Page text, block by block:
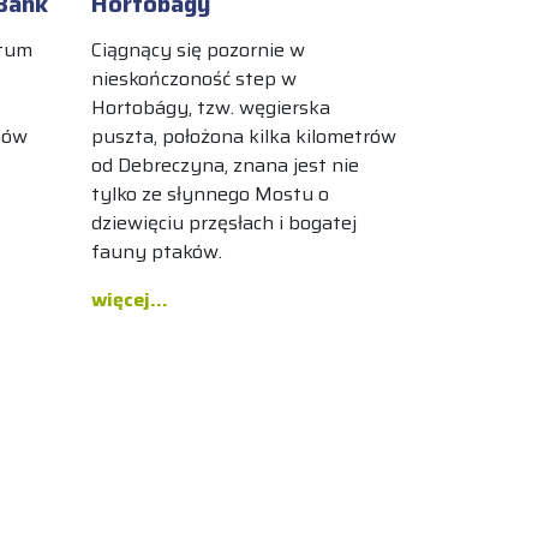
Ciągnący się pozornie w
nieskończoność step w
Hortobágy, tzw. węgierska
puszta, położona kilka kilometrów
od Debreczyna, znana jest nie
tylko ze słynnego Mostu o
dziewięciu przęsłach i bogatej
fauny ptaków.
więcej...